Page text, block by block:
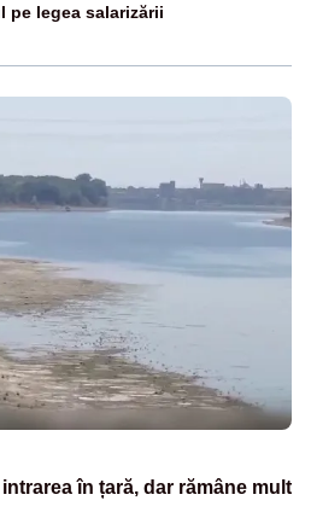
pe legea salarizării
în țară, dar rămâne mult